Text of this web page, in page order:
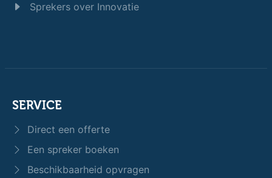
Sprekers over Innovatie
SERVICE
Direct een offerte
Een spreker boeken
Beschikbaarheid opvragen